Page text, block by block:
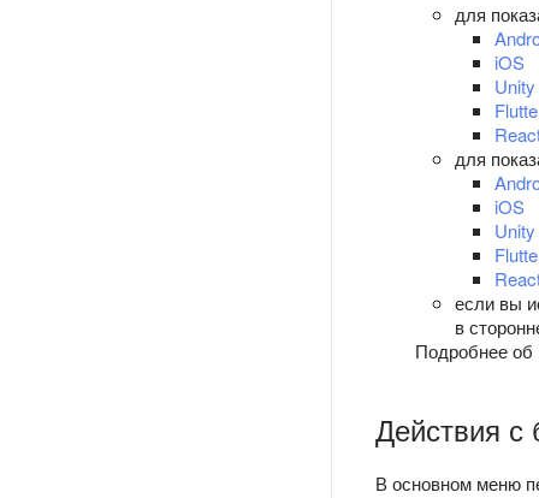
для
iOS
Unity
для
iOS
Unity
если вы
в
Подробнее об
Действия с
В основном меню